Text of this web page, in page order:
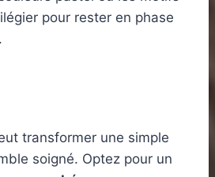
pour rester en phase
transformer une simple
soigné. Optez pour un